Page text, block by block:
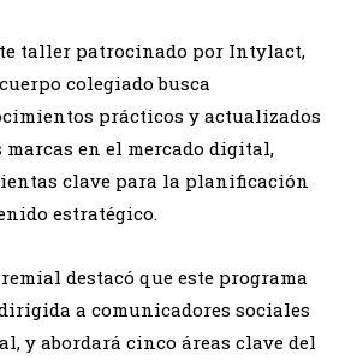
taller patrocinado por Intylact,
colegiado busca
prácticos y actualizados
en el mercado digital,
clave para la planificación
estratégico.
destacó que este programa
a comunicadores sociales
y abordará cinco áreas clave del